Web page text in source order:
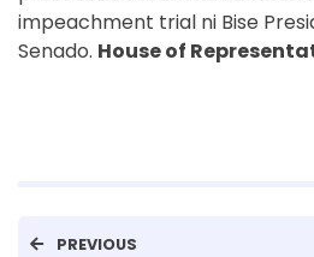
impeachment trial ni Bise
Senado. House of
PREVIOUS